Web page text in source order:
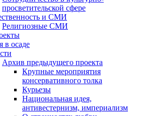
просветительской сфере
и СМИ
Религиозные СМИ
в осаде
Архив предыдущего проекта
Крупные мероприятия
консервативного толка
Курьезы
Национальная идея,
антивестернизм, империализм